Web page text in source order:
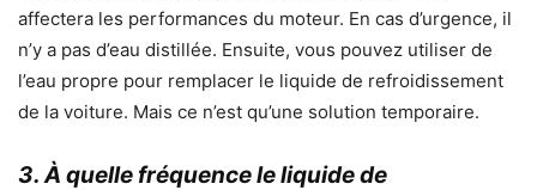
affectera les performances du moteur. En cas d’urgence, il
n’y a pas d’eau distillée. Ensuite, vous pouvez utiliser de
l’eau propre pour remplacer le liquide de refroidissement
de la voiture. Mais ce n’est qu’une solution temporaire.
3. À quelle fréquence le liquide de